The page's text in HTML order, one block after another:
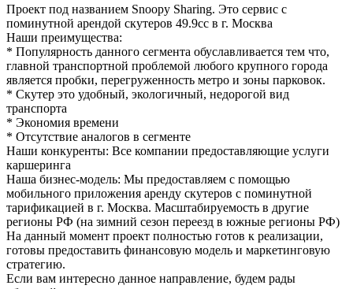
Проект под названием Snoopy Sharing. Это сервис с
поминутной арендой скутеров 49.9сс в г. Москва
Наши преимущества:
* Популярность данного сегмента обуславливается тем что,
главной транспортной проблемой любого крупного города
является пробки, перегруженность метро и зоны парковок.
* Скутер это удобный, экологичный, недорогой вид
транспорта
* Экономия времени
* Отсутствие аналогов в сегменте
Наши конкуренты: Все компании предоставляющие услуги
каршеринга
Наша бизнес-модель: Мы предоставляем с помощью
мобильного приложения аренду скутеров с поминутной
тарификацией в г. Москва. Масштабируемость в другие
регионы РФ (на зимний сезон переезд в южные регионы РФ)
На данный момент проект полностью готов к реализации,
готовы предоставить финансовую модель и маркетинговую
стратегию.
Если вам интересно данное направление, будем рады